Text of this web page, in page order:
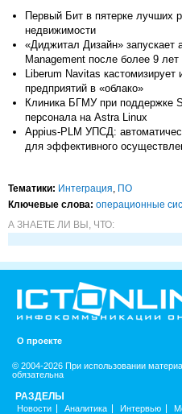
Первый Бит в пятерке лучших
недвижимости
«Диджитал Дизайн» запускает
Management после более 9
Liberum Navitas
предприятий в «облако»
Клиника БГМУ при поддержке
персонала на Astra Linux
Appius-PLM УПСД:
для эффективного
Тематики: Интеграция, ПО
Ключевые слова: операционные
А ЗНАЕТЕ ЛИ ВЫ, ЧТО:
О проекте
© 2004-2026 При использовании
обязательна
РАЗДЕЛЫ
Новости Аналитика Интервью